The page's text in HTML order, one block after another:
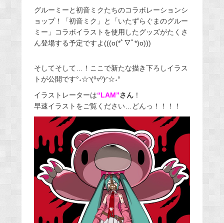
グルーミーと初音ミクたちのコラボレーションシ
ョップ！「初音ミク」と「いたずらぐまのグルー
ミー」コラボイラストを使用したグッズがたくさ
ん登場する予定ですよ(((o(*ﾟ▽ﾟ*)o)))
そしてそして…！ここで新たな描き下ろしイラス
トが公開です°˖☆◝(⁰▿⁰)◜☆˖°
イラストレーターは“LAM”さん！
早速イラストをご覧ください…どんっ！！！！